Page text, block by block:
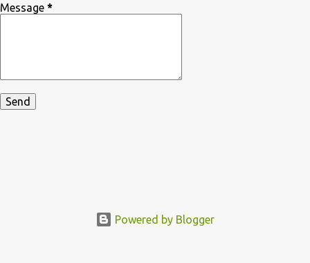
Message *
Powered by Blogger